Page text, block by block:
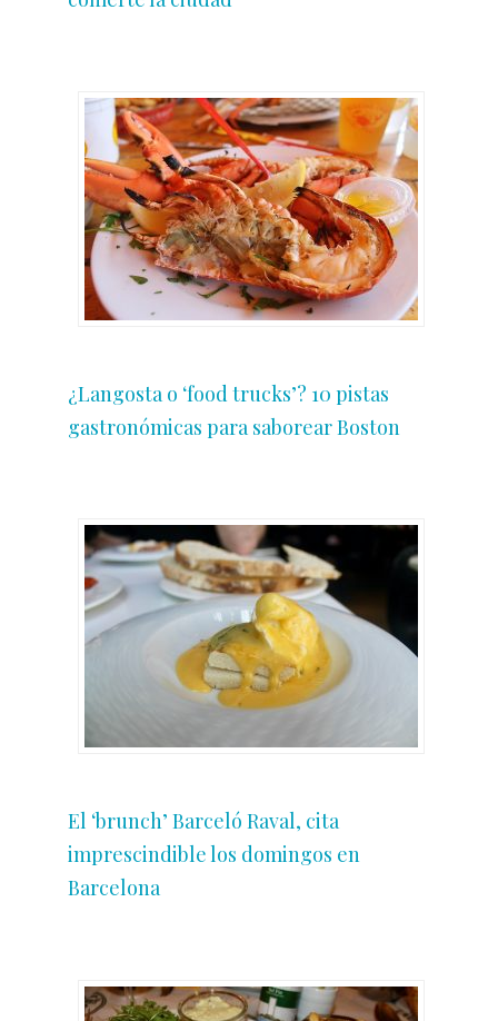
¿Langosta o ‘food trucks’? 10 pistas
gastronómicas para saborear Boston
El ‘brunch’ Barceló Raval, cita
imprescindible los domingos en
Barcelona